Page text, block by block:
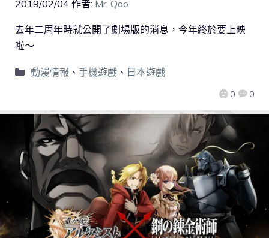
2019/02/04 作者: Mr. Qoo
0 0
去年二周年時就公開了劇場版的消息，今年終於要上映
啦～
動漫情報 、 手機遊戲、 日本遊戲